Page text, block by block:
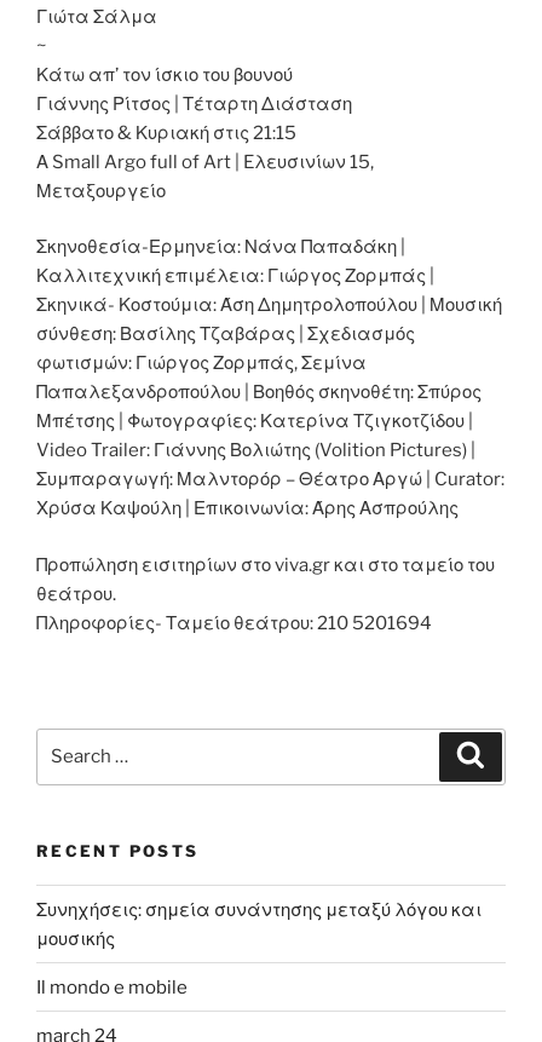
Γιώτα Σάλμα
~
Κάτω απ’ τον ίσκιο του βουνού
Γιάννης Ρίτσος | Τέταρτη Διάσταση
Σάββατο & Κυριακή στις 21:15
Α Small Argo full of Art | Eλευσινίων 15,
Μεταξουργείο
Σκηνοθεσία-Ερμηνεία: Νάνα Παπαδάκη |
Καλλιτεχνική επιμέλεια: Γιώργος Ζορμπάς |
Σκηνικά- Κοστούμια: Άση Δημητρολοπούλου | Μουσική
σύνθεση: Βασίλης Τζαβάρας | Σχεδιασμός
φωτισμών: Γιώργος Ζορμπάς, Σεμίνα
Παπαλεξανδροπούλου | Βοηθός σκηνοθέτη: Σπύρος
Μπέτσης | Φωτογραφίες: Κατερίνα Τζιγκοτζίδου |
Video Trailer: Γιάννης Βολιώτης (Volition Pictures) |
Συμπαραγωγή: Μαλντορόρ – Θέατρο Αργώ | Curator:
Χρύσα Καψούλη | Επικοινωνία: Άρης Ασπρούλης
Προπώληση εισιτηρίων στο viva.gr και στο ταμείο του
θεάτρου.
Πληροφορίες- Ταμείο θεάτρου: 210 5201694
RECENT POSTS
Συνηχήσεις: σημεία συνάντησης μεταξύ λόγου και
μουσικής
Il mondo e mobile
march 24